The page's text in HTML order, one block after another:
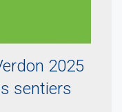
2025
sentiers